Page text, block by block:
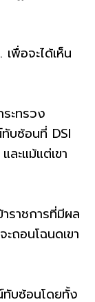
พื่อจะได้เห็น
ะทรวง
บซ้อนที่ DSI
ะแม้แต่เขา
ราชการที่มีผล
ถอนโฉนดเขา
ทับซ้อนโดยทั้ง